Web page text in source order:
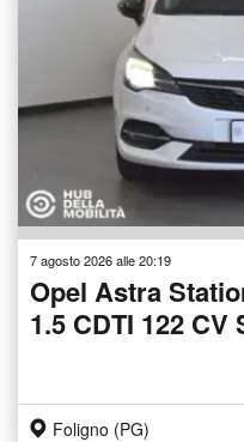
7 agosto 2026 alle 20:19
Opel Astra
1.5 CDTI 122
Foligno (PG)